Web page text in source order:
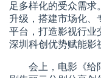
足多样化的受众需求
升级，搭建市场化、
平台，打造影视行业
深圳科创优势赋能影
会上，电影《给阿